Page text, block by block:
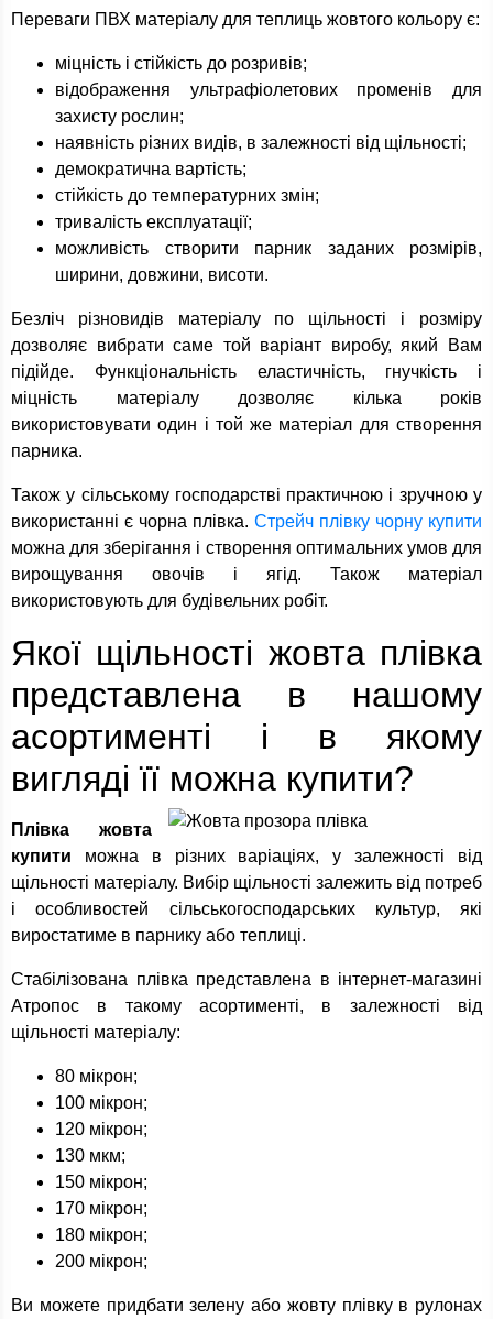
Переваги ПВХ матеріалу для теплиць жовтого кольору є:
міцність і стійкість до розривів;
відображення ультрафіолетових променів для
захисту рослин;
наявність різних видів, в залежності від щільності;
демократична вартість;
стійкість до температурних змін;
тривалість експлуатації;
можливість створити парник заданих розмірів,
ширини, довжини, висоти.
Безліч різновидів матеріалу по щільності і розміру
дозволяє вибрати саме той варіант виробу, який Вам
підійде. Функціональність еластичність, гнучкість і
міцність матеріалу дозволяє кілька років
використовувати один і той же матеріал для створення
парника.
Також у сільському господарстві практичною і зручною у
використанні є чорна плівка. Стрейч плівку чорну купити
можна для зберігання і створення оптимальних умов для
вирощування овочів і ягід. Також матеріал
використовують для будівельних робіт.
Якої щільності жовта плівка
представлена в нашому
асортименті і в якому
вигляді її можна купити?
Плівка жовта
купити можна в різних варіаціях, у залежності від
щільності матеріалу. Вибір щільності залежить від потреб
і особливостей сільськогосподарських культур, які
виростатиме в парнику або теплиці.
Стабілізована плівка представлена в інтернет-магазині
Атропос в такому асортименті, в залежності від
щільності матеріалу:
80 мікрон;
100 мікрон;
120 мікрон;
130 мкм;
150 мікрон;
170 мікрон;
180 мікрон;
200 мікрон;
Ви можете придбати зелену або жовту плівку в рулонах